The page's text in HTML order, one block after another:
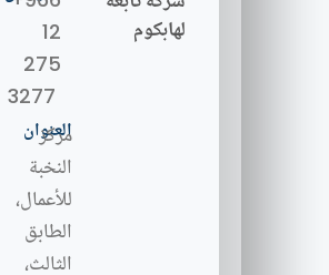
12
275
3277
العنوان
مركز
النخبة
للأعمال،
الطابق
الثالث،
لهابكوم